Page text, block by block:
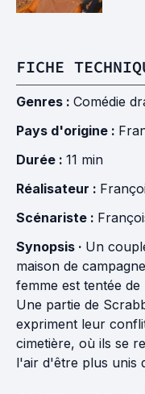
FICHE
Genres : Comédie
Pays d'origine :
Durée : 11 min
Réalisateur :
Scénariste :
Synopsis · Un
maison de
femme est tentée
Une partie de
expriment leur
cimetière, où ils se
l'air d'être plus unis